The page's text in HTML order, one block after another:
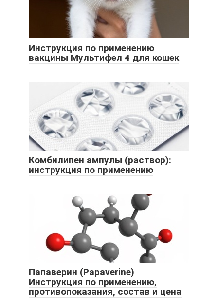
Инструкция по применению
вакцины Мультифел 4 для кошек
Комбилипен ампулы (раствор):
инструкция по применению
Папаверин (Papaverine)
Инструкция по применению,
противопоказания, состав и цена